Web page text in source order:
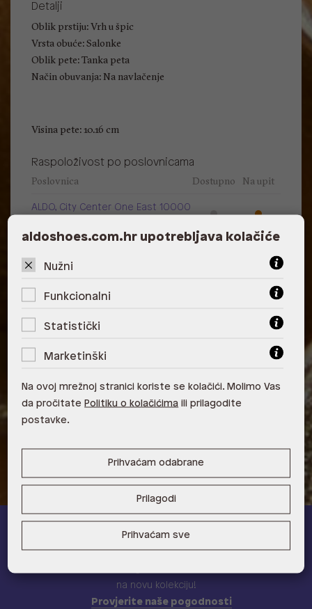
Detalji
Oblik prstiju: Vrh u špic
Vrsta obuće: Salonke
Oblik pete: Tanka peta
Način obuvanja: Na navlačenje
Visina pete: 10.16 cm
Raspoloživost po poslovnicama
Poslovnica Dostupno Na upit
ALDO, City Center One East 10000
10000 Zagreb
ALDO, Arena Centar 10020 Zagreb
ALDO, Mall of Split Split
ALDO, City Center One Split 21000
Split
ALDO, Tower Centar 51000 Rijeka
ALDO, Supernova Zadar Zadar
ALDO A-list
na novu kolekciju!
Provjerite naše pogodnosti
aldoshoes.com.hr upotrebljava kolačiće
Nužni
Funkcionalni
Statistički
Marketinški
Na ovoj mrežnoj stranici koriste se kolačići. Molimo Vas
da pročitate Politiku o kolačićima ili prilagodite
postavke.
Prihvaćam odabrane
Prilagodi
Prihvaćam sve